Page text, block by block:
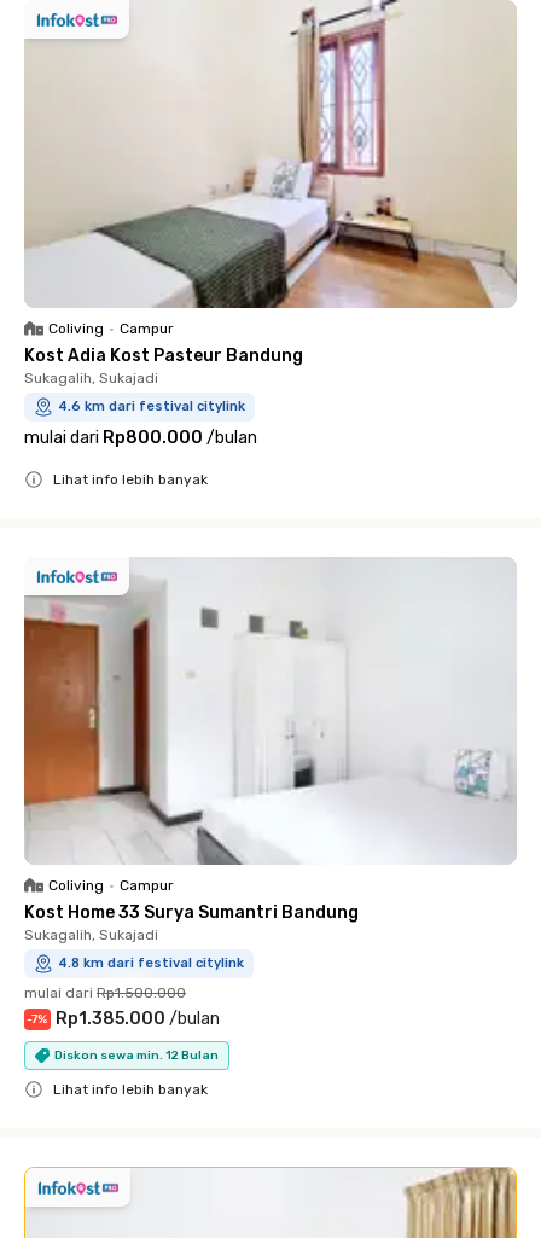
Coliving • Campur
Kost Adia Kost Pasteur Bandung
Sukagalih, Sukajadi
4.6 km dari festival citylink
mulai dari Rp800.000 /bulan
Lihat info lebih banyak
Coliving • Campur
Kost Home 33 Surya Sumantri Bandung
Sukagalih, Sukajadi
4.8 km dari festival citylink
mulai dari Rp1.500.000
-7% Rp1.385.000 /bulan
Diskon sewa min. 12 Bulan
Lihat info lebih banyak